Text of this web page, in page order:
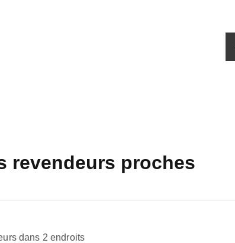
revendeurs proches
dans 2 endroits